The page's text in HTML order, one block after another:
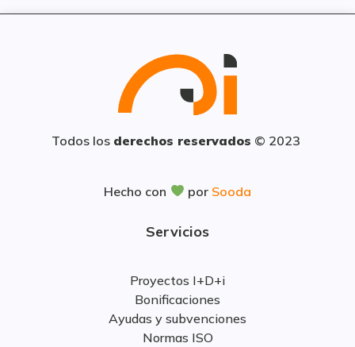
Todos los derechos reservados © 2023
Hecho con por Sooda
Servicios
Proyectos I+D+i
Bonificaciones
Ayudas y subvenciones
Normas ISO